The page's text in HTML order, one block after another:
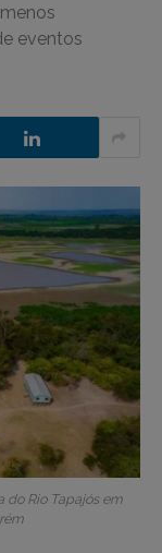
eventos
do Rio Tapajós em